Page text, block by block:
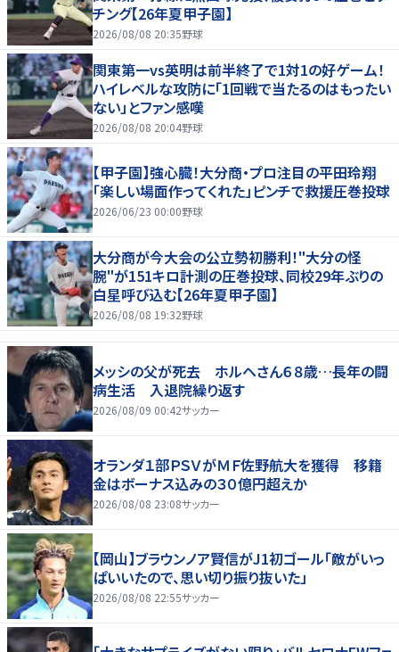
チング【26年夏甲子園】
2026/08/08 20:35野球
関東第一vs英明は前半終了で1対1の好ゲーム！
ハイレベルな攻防に「1回戦で当たるのはもったい
ない」とファン感嘆
2026/08/08 20:04野球
【甲子園】強心臓！大分商・プロ注目の平田玲翔
「楽しい場面作ってくれた」ピンチで救援圧巻投球
2026/06/23 00:00野球
大分商が今大会の公立勢初勝利！"大分の怪
腕"が151キロ計測の圧巻投球、同校29年ぶりの
白星呼び込む【26年夏甲子園】
2026/08/08 19:32野球
メッシの父が死去 ホルヘさん６８歳…長年の闘
病生活 入退院繰り返す
2026/08/09 00:42サッカー
オランダ１部ＰＳＶがＭＦ佐野航大を獲得 移籍
金はボーナス込みの３０億円超えか
2026/08/08 23:08サッカー
【岡山】ブラウンノア賢信がJ1初ゴール「敵がいっ
ぱいいたので、思い切り振り抜いた」
2026/08/08 22:55サッカー